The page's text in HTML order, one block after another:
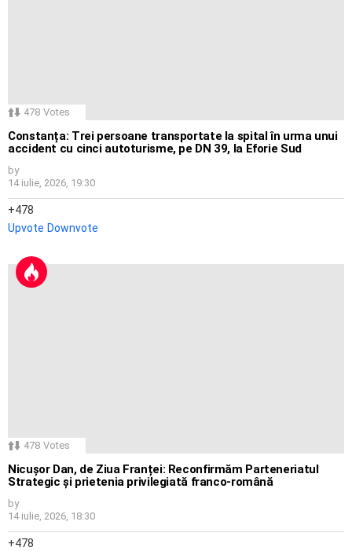
478 Votes
Constanța: Trei persoane transportate la spital în urma unui
accident cu cinci autoturisme, pe DN 39, la Eforie Sud
by
14 iulie, 2026, 19:30
478
Upvote Downvote
478 Votes
Nicușor Dan, de Ziua Franței: Reconfirmăm Parteneriatul
Strategic și prietenia privilegiată franco-română
by
14 iulie, 2026, 18:30
478